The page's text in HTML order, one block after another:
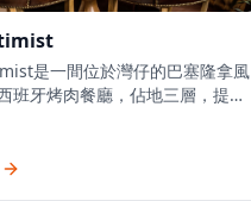
是一間位於灣仔的巴塞隆拿風
班牙烤肉餐廳，佔地三層，提供
西班牙北部用餐體驗。餐廳專門
鮮塔、烤優質肉類和傳統西班牙
免服務費經營模式。憑藉其西班